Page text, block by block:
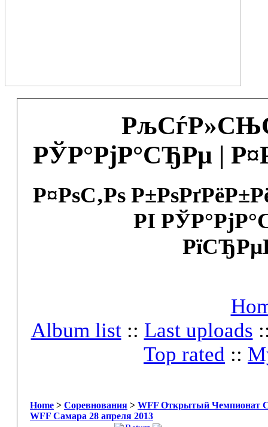
РЎР°РјР°СЂРµ |
Р¤РѕС‚Рѕ
РІ
Album list:: Last uploads
Top rated ::
Home > Соревнования > WFF Открытый Чемпионат
WFF Самара 28 апреля 2013